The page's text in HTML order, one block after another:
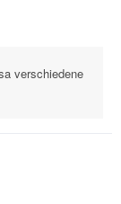
verschiedene